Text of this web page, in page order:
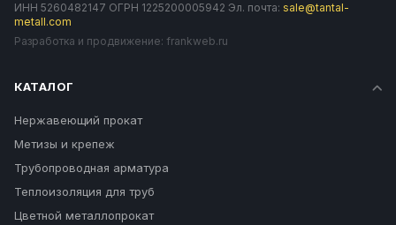
ИНН 5260482147 ОГРН 1225200005942 Эл. почта: sale@tantal-
metall.com
Разработка и продвижение: frankweb.ru
КАТАЛОГ
Нержавеющий прокат
Метизы и крепеж
Трубопроводная арматура
Теплоизоляция для труб
Цветной металлопрокат